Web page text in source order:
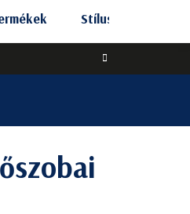
Stílus szerint